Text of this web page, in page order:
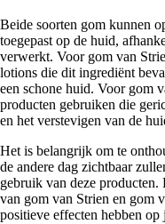
Beide soorten gom kunnen
toegepast op de huid,
verwerkt. Voor gom van
lotions die dit ingrediënt
een schone huid. Voor gom
producten gebruiken die
en het verstevigen van de
Het is belangrijk om te
de andere dag zichtbaar
gebruik van deze producten.
van gom van Strien en gom
positieve effecten hebben op